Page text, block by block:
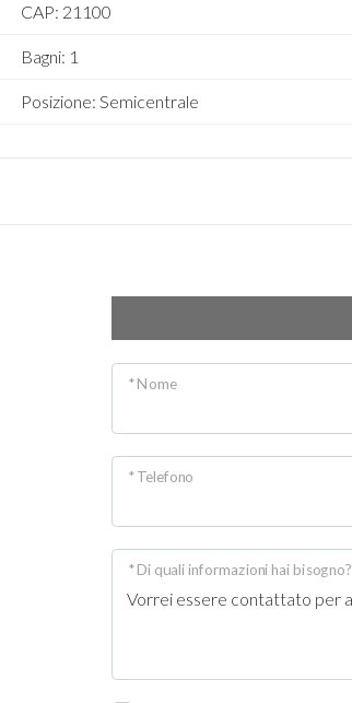
CAP: 21100
Bagni: 1
Posizione: Semicentrale
* Nome
* Telefono
* Di quali informazioni hai bisogno?